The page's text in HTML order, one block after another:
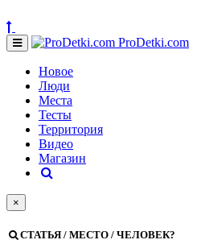
ProDetki.com
Новое
Люди
Места
Тесты
Территория
Видео
Магазин
×
СТАТЬЯ / МЕСТО / ЧЕЛОВЕК?